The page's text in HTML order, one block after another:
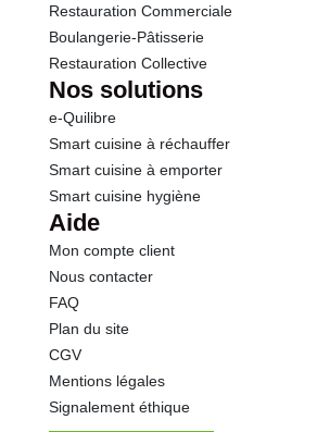
Restauration Commerciale
Boulangerie-Pâtisserie
Restauration Collective
Nos solutions
e-Quilibre
Smart cuisine à réchauffer
Smart cuisine à emporter
Smart cuisine hygiène
Aide
Mon compte client
Nous contacter
FAQ
Plan du site
CGV
Mentions légales
Signalement éthique